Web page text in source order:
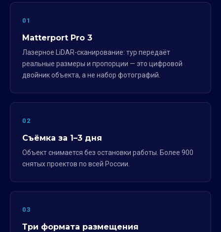
01
Matterport Pro 3
Лазерное LiDAR-сканирование: тур передаёт
реальные размеры и пропорции — это цифровой
двойник объекта, а не набор фотографий.
02
Съёмка за 1–3 дня
Объект снимается без остановки работы. Более 900
снятых проектов по всей России.
03
Три формата размещения